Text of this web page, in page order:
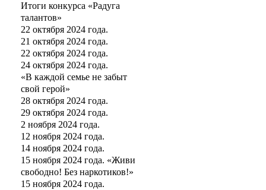
Итоги конкурса «Радуга
талантов»
22 октября 2024 года.
21 октября 2024 года.
22 октября 2024 года.
24 октября 2024 года.
«В каждой семье не забыт
свой герой»
28 октября 2024 года.
29 октября 2024 года.
2 ноября 2024 года.
12 ноября 2024 года.
14 ноября 2024 года.
15 ноября 2024 года. «Живи
свободно! Без наркотиков!»
15 ноября 2024 года.